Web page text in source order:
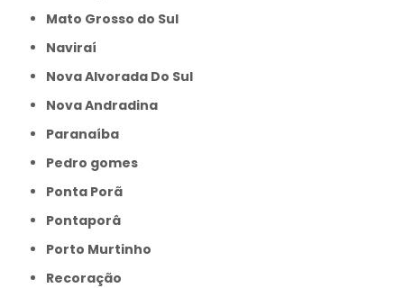
Mato Grosso do Sul
Naviraí
Nova Alvorada Do Sul
Nova Andradina
Paranaíba
Pedro gomes
Ponta Porã
Pontaporâ
Porto Murtinho
Recoração